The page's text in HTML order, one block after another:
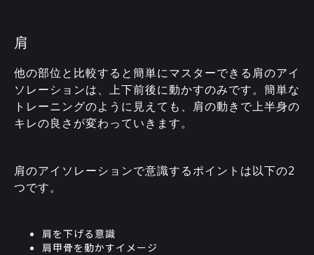
肩
他の部位と比較すると簡単にマスターできる肩のアイ
ソレーションは、上下前後に動かすのみです。簡単な
トレーニングのように見えても、肩の動きで上半身の
キレの良さが変わっていきます。
肩のアイソレーションで意識するポイントは以下の2
つです。
肩を下げる意識
肩甲骨を動かすイメージ